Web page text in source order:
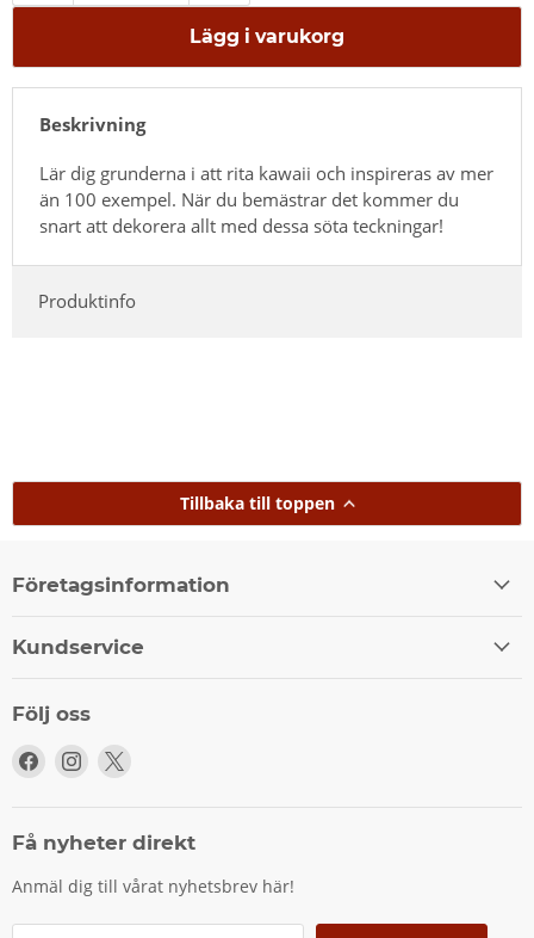
Lägg i varukorg
Beskrivning
Lär dig grunderna i att rita kawaii och inspireras av mer
än 100 exempel. När du bemästrar det kommer du
snart att dekorera allt med dessa söta teckningar!
Produktinfo
Tillbaka till toppen
Företagsinformation
Kundservice
Följ oss
Följ
Facebook
Följ
Instagram
X
Få nyheter direkt
Anmäl dig till vårat nyhetsbrev här!